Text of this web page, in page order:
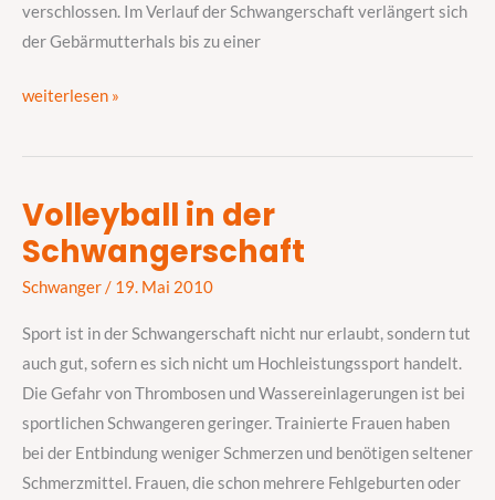
verschlossen. Im Verlauf der Schwangerschaft verlängert sich
der Gebärmutterhals bis zu einer
weiterlesen »
Volleyball in der
Schwangerschaft
Schwanger/ 19. Mai 2010
Sport ist in der Schwangerschaft nicht nur erlaubt, sondern tut
auch gut, sofern es sich nicht um Hochleistungssport handelt.
Die Gefahr von Thrombosen und Wassereinlagerungen ist bei
sportlichen Schwangeren geringer. Trainierte Frauen haben
bei der Entbindung weniger Schmerzen und benötigen seltener
Schmerzmittel. Frauen, die schon mehrere Fehlgeburten oder
Volleyball
in
Schwangerschaft